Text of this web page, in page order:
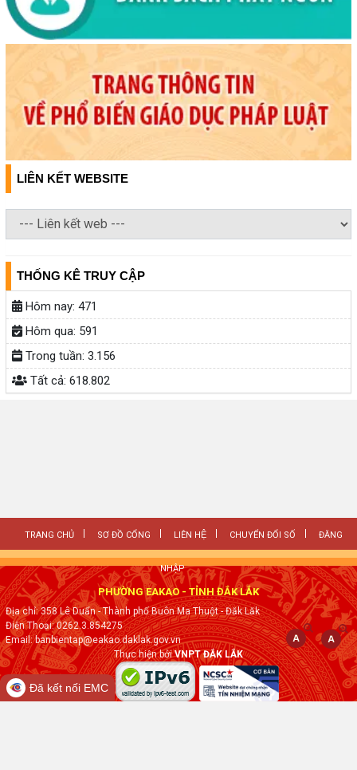
LIÊN KẾT WEBSITE
THỐNG KÊ TRUY CẬP
Hôm nay: 471
Hôm qua: 591
Trong tuần: 3.156
Tất cả: 618.802
TRANG CHỦ SƠ ĐỒ CỔNG LIÊN HỆ CHUYỂN ĐỔI SỐ ĐĂNG
NHẬP
PHƯỜNG EAKAO - TỈNH ĐẮK LẮK
Địa chỉ: 358 Lê Duẩn - Thành phố Buôn Ma Thuột - Đăk Lăk
Điện Thoại: 0262.3.854275
Email: banbientap@eakao.daklak.gov.vn
Thực hiện bởiVNPT ĐẮK LẮK
Đã kết nối EMC